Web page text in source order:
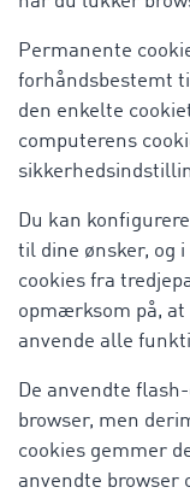
Permanente
forhåndsbestemt
den enkelte
computerens
Du kan
til dine ønsker, og
cookies fra
opmærksom på,
anvende alle
De anvendte
browser, men
cookies gemmer
anvendte browser